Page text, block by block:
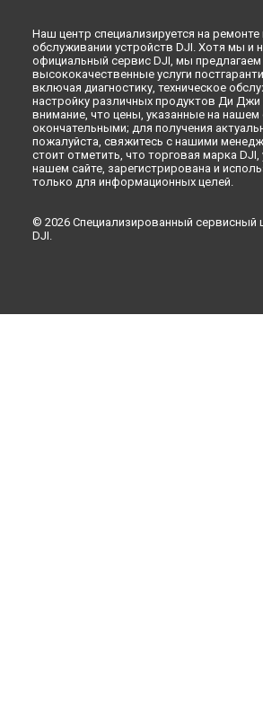
Наш центр специализируется на ремонте
обслуживании устройств DJI. Хотя мы и
официальный сервис DJI, мы предлагаем
высококачественные услуги
включая диагностику, техническое
настройку различных продуктов Ди Джи
внимание, что цены, указанные на нашем
окончательными; для получения
пожалуйста, свяжитесь с нашими
стоит отметить, что торговая марка
нашем сайте, зарегистрирована и
только для информационных целей.
© 2026 Специализированный сервисный
DJI.